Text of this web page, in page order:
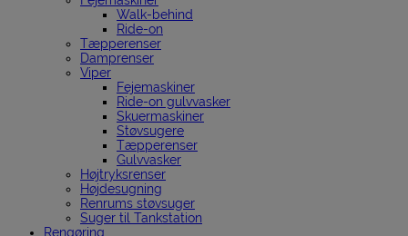
Walk-behind
Ride-on
Tæpperenser
Damprenser
Viper
Fejemaskiner
Ride-on gulvvasker
Skuermaskiner
Støvsugere
Tæpperenser
Gulvvasker
Højtryksrenser
Højdesugning
Renrums støvsuger
Suger til Tankstation
Rengøring